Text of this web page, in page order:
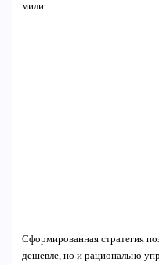
мили.
Сформированная стратегия
дешевле, но и рационально